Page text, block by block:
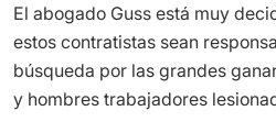
El abogado Guss está muy
estos contratistas sean
búsqueda por las grandes
y hombres trabajadores